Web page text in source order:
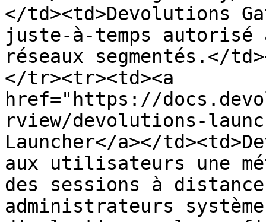
</td><td>Devolutions
juste-à-temps autorisé
réseaux segmentés.</
</tr><tr><td><a
href="https://
rview/devolutions-
Launcher</a></
aux utilisateurs une
des sessions à
administrateurs